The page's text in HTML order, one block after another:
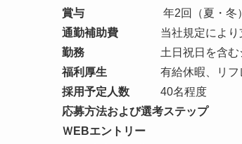
賞与 年2回（夏・冬）
通勤補助費 当社規定により
勤務 土日祝日を含むシフト勤
福利厚生 有給休暇、リフレッシ
採用予定人数 40名程度
応募方法および選考ステップ
ＷEBエントリー